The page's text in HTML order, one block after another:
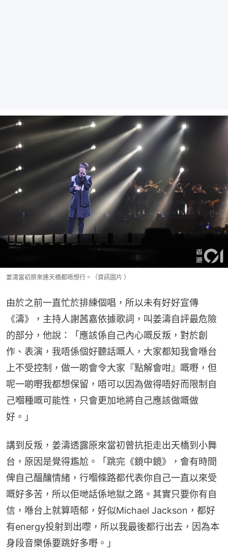
姜濤當初原來連天橋都唔想行。（資訊圖片 ）
由於之前一直忙於排練個唱，所以未有好好宣傳
《濤》，主持人謝茜嘉依據歌詞，叫姜濤自評最危險
的部分，他說：「應該係自己內心嘅反叛，對於創
作、表演，我唔係個好聽話嘅人，大家都知我會喺台
上不受控制，做一啲會令大家『點解會咁』嘅嘢，但
呢一啲嘢我都想保留，唔可以因為做得唔好而限制自
己嗰種嘅可能性，只會更加地將自己應該做嘅做
好。」
講到反叛，姜濤透露原來當初曾抗拒走出天橋到小舞
台，原因是覺得尷尬。「跳完《鏡中鏡》，會有時間
俾自己醞釀情緒，行嗰條路都代表你自己一直以來受
嘅好多苦，所以佢哋話係地獄之路。其實只要你有自
信，喺台上就算唔郁，好似Michael Jackson，都好
有energy投射到出嚟，所以我最後都行出去，因為本
身段音樂係要跳好多嘢。」